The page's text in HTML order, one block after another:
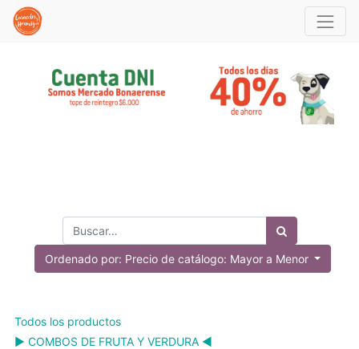
Ordenado por: Precio de catálogo: Mayor a Menor
Todos los productos
▶️ COMBOS DE FRUTA Y VERDURA ◀️